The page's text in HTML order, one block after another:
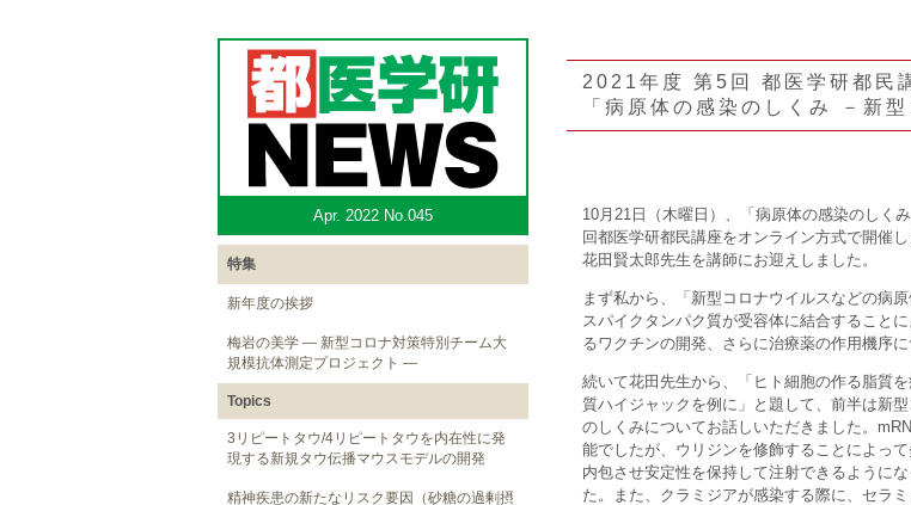
Apr. 2022 No.045
特集
新年度の挨拶
梅岩の美学 ― 新型コロナ対策特別チーム大
規模抗体測定プロジェクト ―
Topics
3リピートタウ/4リピートタウを内在性に発
現する新規タウ伝播マウスモデルの開発
精神疾患の新たなリスク要因（砂糖の過剰摂
2021年度 第5回 都医学研都民
「病原体の感染のしくみ －新
10月21日（木曜日）、「病原体の感染のしく
回都医学研都民講座をオンライン方式で開催
花田賢太郎先生を講師にお迎えしました。
まず私から、「新型コロナウイルスなどの病
スパイクタンパク質が受容体に結合すること
るワクチンの開発、さらに治療薬の作用機序に
続いて花田先生から、「ヒト細胞の作る脂質
質ハイジャックを例に」と題して、前半は新
のしくみについてお話しいただきました。
能でしたが、ウリジンを修飾することによっ
内包させ安定性を保持して注射できるように
た。また、クラミジアが感染する際に、セラ